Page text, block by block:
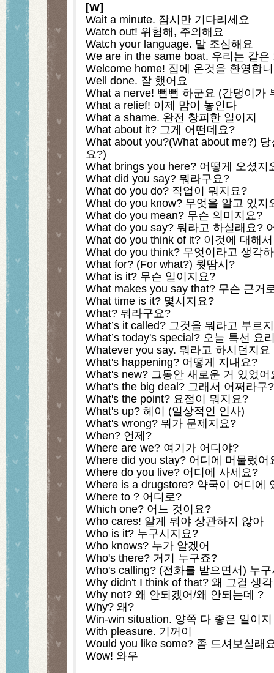
[W]
Wait a minute. 잠시만 기다리세요
Watch out! 위험해, 주의해요
Watch your language. 말 조심해요
We are in the same boat. 우리는 같은
Welcome home! 집에 온것을 환영합
Well done. 잘 했어요
What a nerve! 뻔뻔 하군요 (간댕이가
What a relief! 이제 맘이 놓인다
What a shame. 완전 창피한 일이지
What about it? 그게 어떤데요?
What about you?(What about me?)
요?)
What brings you here? 어떻게 오셨지
What did you say? 뭐라구요?
What do you do? 직업이 뭐지요?
What do you know? 무엇을 알고 있지
What do you mean? 무슨 의미지요?
What do you say? 뭐라고 하실래요?
What do you think of it? 이것에 대해
What do you think? 무엇이라고 생각
What for? (For what?) 뭣땀시?
What is it? 무슨 일이지요?
What makes you say that? 무슨 근거
What time is it? 몇시지요?
What? 뭐라구요?
What’s it called? 그것을 뭐라고 부르
What’s today's special? 오늘 특선 요
Whatever you say. 뭐라고 하시던지요
What's happening? 어떻게 지내요?
What's new? 그동안 새로운 거 있었어
What's the big deal? 그래서 어쩌라구?
What's the point? 요점이 뭐지요?
What's up? 헤이 (일상적인 인사)
What's wrong? 뭐가 문제지요?
When? 언제?
Where are we? 여기가 어디야?
Where did you stay? 어디에 머물렀어
Where do you live? 어디에 사세요?
Where is a drugstore? 약국이 어디에
Where to ? 어디로?
Which one? 어느 것이요?
Who cares! 알게 뭐야 상관하지 않아
Who is it? 누구시지요?
Who knows? 누가 알겠어
Who's there? 거기 누구죠?
Who's calling? (전화를 받으면서) 누
Why didn't I think of that? 왜 그걸 생
Why not? 왜 안되겠어/왜 안되는데 ?
Why? 왜?
Win-win situation. 양쪽 다 좋은 일이지
With pleasure. 기꺼이
Would you like some? 좀 드셔보실래
Wow! 와우